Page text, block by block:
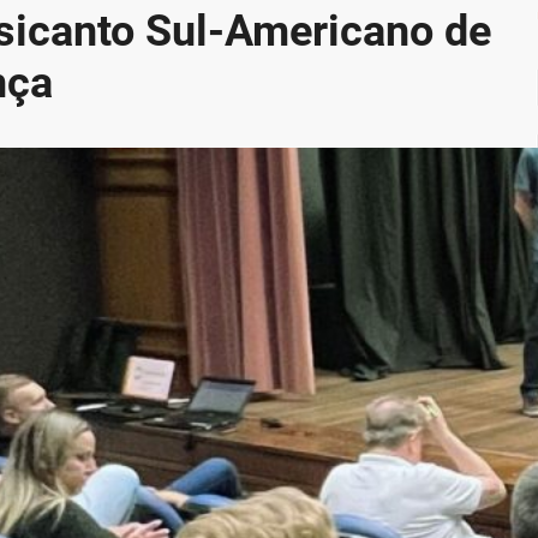
Sul-Americano de